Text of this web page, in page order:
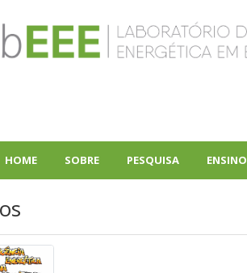
HOME SOBRE PESQUISA ENSINO